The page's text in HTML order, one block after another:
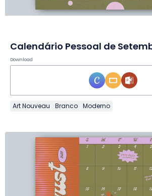
Download
Art Nouveau Branco Moderno